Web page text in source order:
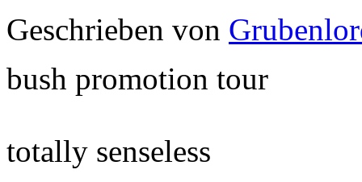
Geschrieben von
bush promotion tour
totally senseless